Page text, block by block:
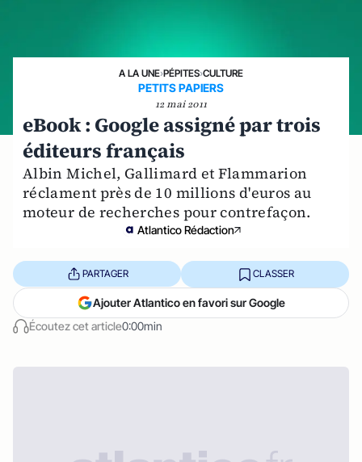
A LA UNE›PÉPITES›CULTURE
PETITS PAPIERS
12 mai 2011
eBook : Google assigné par trois
éditeurs français
Albin Michel, Gallimard et Flammarion
réclament près de 10 millions d'euros au
moteur de recherches pour contrefaçon.
Atlantico Rédaction
Écoutez cet article0:00min
PARTAGER CLASSER
Ajouter Atlantico en favori sur Google